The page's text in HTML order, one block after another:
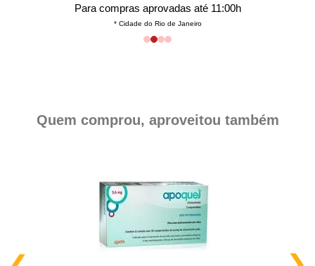
Para compras aprovadas até 11:00h
* Cidade do Rio de Janeiro
Quem comprou, aproveitou também